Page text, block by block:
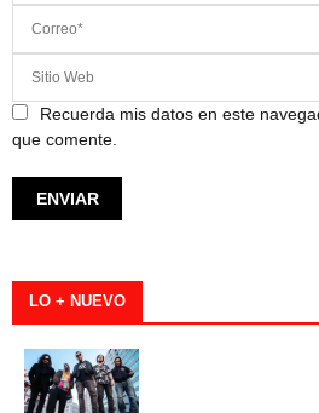
Recuerda mis datos en este
que comente.
LO + NUEVO